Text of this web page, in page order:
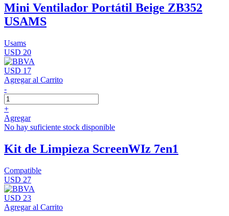
Mini Ventilador Portátil Beige ZB352
USAMS
Usams
USD 20
USD 17
Agregar al Carrito
-
+
Agregar
No hay suficiente stock disponible
Kit de Limpieza ScreenWIz 7en1
Compatible
USD 27
USD 23
Agregar al Carrito